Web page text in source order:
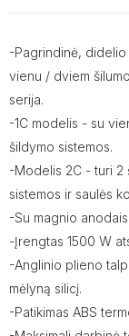
-Pagrindinė,
vienu / dviem
serija.
-1C modelis - su
šildymo sistemos.
-Modelis 2C - turi 2
sistemos ir saulės
-Su magnio anodais.
-Įrengtas 1500 W
-Anglinio plieno
mėlyną silicį.
-Patikimas ABS